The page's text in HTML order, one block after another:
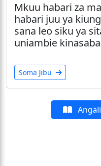
Mkuu habari za
habari juu ya
sana leo siku ya
uniambie
Soma Jibu